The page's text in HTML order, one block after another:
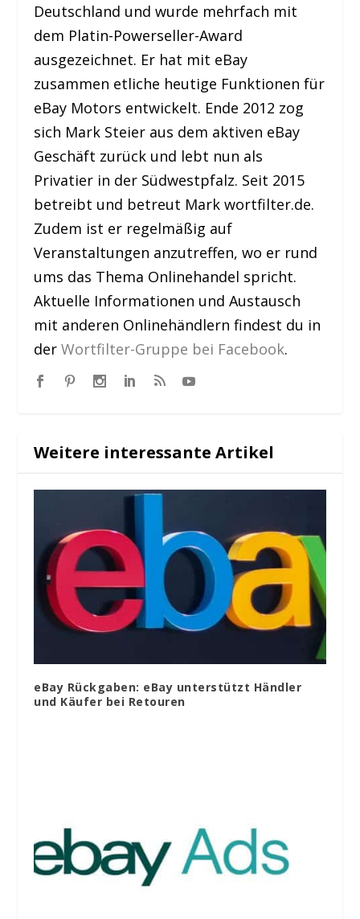
Deutschland und wurde mehrfach mit
dem Platin-Powerseller-Award
ausgezeichnet. Er hat mit eBay
zusammen etliche heutige Funktionen für
eBay Motors entwickelt. Ende 2012 zog
sich Mark Steier aus dem aktiven eBay
Geschäft zurück und lebt nun als
Privatier in der Südwestpfalz. Seit 2015
betreibt und betreut Mark wortfilter.de.
Zudem ist er regelmäßig auf
Veranstaltungen anzutreffen, wo er rund
ums das Thema Onlinehandel spricht.
Aktuelle Informationen und Austausch
mit anderen Onlinehändlern findest du in
derWortfilter-Gruppe bei Facebook.
Weitere interessante Artikel
eBay Rückgaben: eBay unterstützt Händler
und Käufer bei Retouren